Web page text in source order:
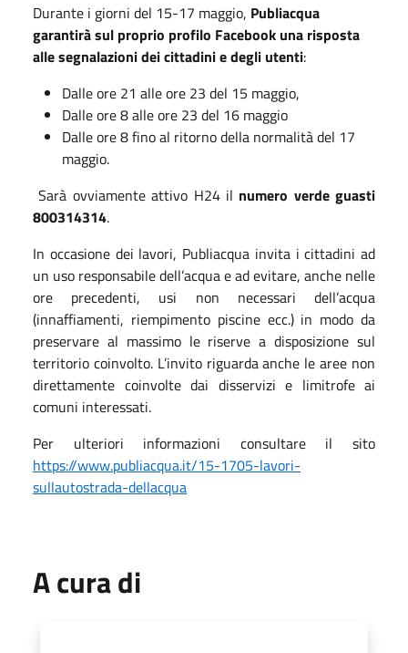
Durante i giorni del 15-17 maggio, Publiacqua
garantirà sul proprio profilo Facebook una risposta
alle segnalazioni dei cittadini e degli utenti:
Dalle ore 21 alle ore 23 del 15 maggio,
Dalle ore 8 alle ore 23 del 16 maggio
Dalle ore 8 fino al ritorno della normalità del 17
maggio.
Sarà ovviamente attivo H24 il numero verde guasti
800314314.
In occasione dei lavori, Publiacqua invita i cittadini ad
un uso responsabile dell’acqua e ad evitare, anche nelle
ore precedenti, usi non necessari dell’acqua
(innaffiamenti, riempimento piscine ecc.) in modo da
preservare al massimo le riserve a disposizione sul
territorio coinvolto. L’invito riguarda anche le aree non
direttamente coinvolte dai disservizi e limitrofe ai
comuni interessati.
Per ulteriori informazioni consultare il sito
https://www.publiacqua.it/15-1705-lavori-
sullautostrada-dellacqua
A cura di